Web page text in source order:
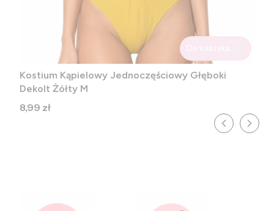
Kostium Kąpielowy Jednoczęściowy Głęboki
Dekolt Żółty M
Cena
8,99 zł